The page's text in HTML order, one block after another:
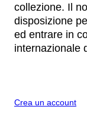
collezione. Il
disposizione
ed entrare in
internazionale
Crea un account